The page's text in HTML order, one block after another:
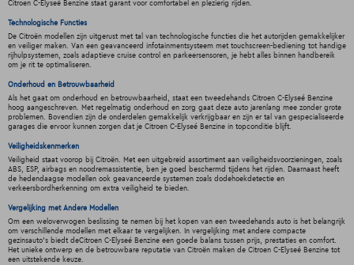
Citroen C-Elyseé Benzine staat garant voor comfortabel en plezierig rijden.
Technologische Functies
De Citroën modellen zijn uitgerust met tal van technologische functies die het autorijden gemakkelijker
en veiliger maken. Van een geavanceerd infotainmentsysteem met touchscreen-bediening tot handige
rijhulpsystemen, zoals adaptieve cruise control en parkeersensoren, je hebt alles binnen handbereik
om je rit te optimaliseren.
Onderhoud en Betrouwbaarheid
Als het gaat om onderhoud en betrouwbaarheid, staat een tweedehands Citroen C-Elyseé Benzine
hoog aangeschreven. Met regelmatig onderhoud en zorg gaat deze auto jarenlang mee zonder grote
problemen. Bovendien zijn de onderdelen gemakkelijk verkrijgbaar en zijn er tal van gespecialiseerde
garages die ervoor kunnen zorgen dat je Citroen C-Elyseé Benzine in topconditie blijft.
Veiligheidskenmerken
Veiligheid staat voorop bij Citroën. Met een uitgebreid assortiment aan veiligheidsvoorzieningen, zoals
ABS, ESP, airbags en noodremassistentie, ben je goed beschermd tijdens het rijden. Daarnaast heeft
de hedendaagse modellen ook geavanceerde systemen zoals dodehoekdetectie en
verkeersbordherkenning om extra veiligheid te bieden.
Vergelijking met Andere Modellen
Om een weloverwogen beslissing te nemen bij het kopen van een tweedehands auto is het belangrijk
om verschillende modellen met elkaar te vergelijken. In vergelijking met andere compacte
gezinsauto's biedt deCitroen C-Elyseé Benzine een goede balans tussen prijs, prestaties en comfort.
Het unieke ontwerp en de betrouwbare reputatie van Citroën maken de Citroen C-Elyseé Benzine tot
een uitstekende keuze.